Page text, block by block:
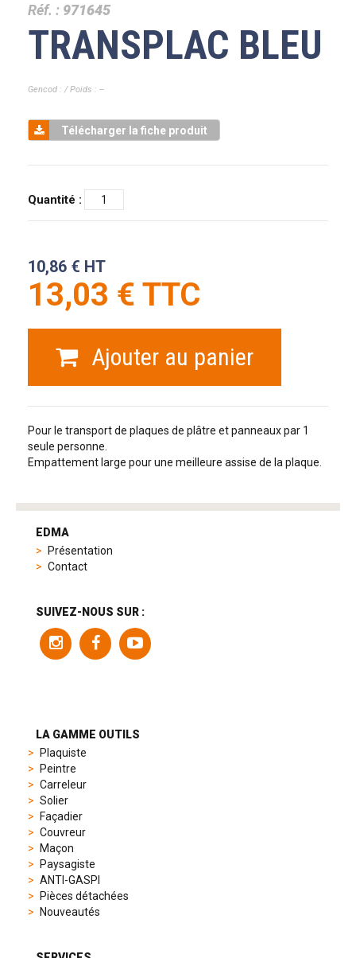
Réf. : 971645
TRANSPLAC BLEU
Gencod : / Poids : --
Télécharger la fiche produit
Quantité :
10,86 € HT
13,03 € TTC
Ajouter au panier
Pour le transport de plaques de plâtre et panneaux par 1
seule personne.
Empattement large pour une meilleure assise de la plaque.
tag
product
sporty
chronographs
elegant
watches.
model
chosen
EDMA
Présentation
Contact
SUIVEZ-NOUS SUR :
LA GAMME OUTILS
Plaquiste
Peintre
Carreleur
Solier
Façadier
Couvreur
Maçon
Paysagiste
ANTI-GASPI
Pièces détachées
Nouveautés